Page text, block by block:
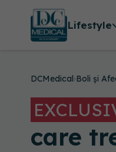
Lifestyle
DCMedical›Boli și
care